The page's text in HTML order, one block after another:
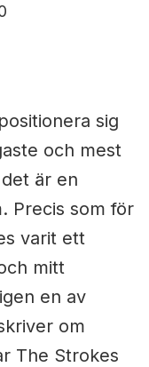
sig
och mest
är en
Precis som för
varit ett
mitt
en av
om
The Strokes